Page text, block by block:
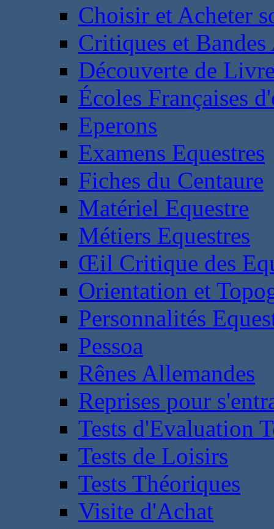
Choisir et Acheter
Critiques et
Découverte de
Écoles Françaises
Eperons
Examens Equestres
Fiches du Centaure
Matériel Equestre
Métiers Equestres
Œil Critique des
Orientation et
Personnalités
Pessoa
Rênes Allemandes
Reprises pour
Tests d'Evaluation
Tests de Loisirs
Tests Théoriques
Visite d'Achat